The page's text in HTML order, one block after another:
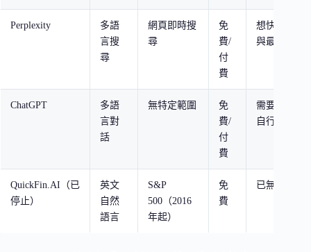
Perplexity
多語
言搜
尋
網頁即時搜
尋
免
費/
付
費
想快速取得
與最新消息
ChatGPT
多語
言對
話
無特定範圍
免
費/
付
費
需要彈性查
自行驗證資
QuickFin.AI（已
停止）
英文
自然
語言
S&P
500（2016
年起）
免
費
已無法使用